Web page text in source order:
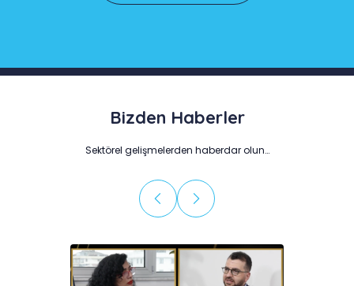
Bizden Haberler
Sektörel gelişmelerden haberdar olun…